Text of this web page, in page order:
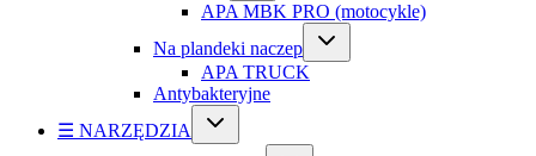
APA MBK PRO (motocykle)
Na plandeki naczep
APA TRUCK
Antybakteryjne
☰ NARZĘDZIA